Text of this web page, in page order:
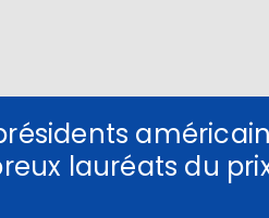
lauréats du